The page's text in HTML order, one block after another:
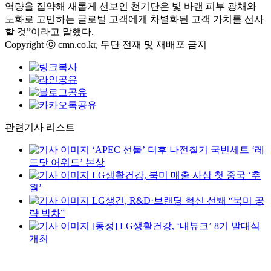
역량을 집약해 새롭게 선보인 천기단은 빛 바랜 피부 광채와
노화로 고민하는 글로벌 고객에게 차별화된 고객 가치를 선사
할 것”이라고 말했다.
Copyright ⓒ cmn.co.kr, 무단 전재 및 재배포 금지
관련기사 리스트
‘APEC 선물’ 더후 나전칠기 국빈세트 ‘레
드닷 어워드’ 본상
LG생활건강, 북미 매출 사상 첫 중국 ‘추
월’
LG생건, R&D·브랜딩 혁신 선봬 “북미 공
략 박차”
[동정] LG생활건강, ‘내뷰크’ 8기 발대식
개최